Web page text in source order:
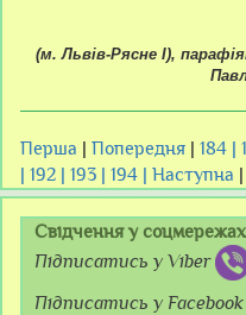
(м. Львів-Рясне І),
Перша | Попередня | 184 |
| 192 | 193 | 194 | Наступна |
Свідчення у соцмережах
Підписатись у Viber
Підписатись у Facebook